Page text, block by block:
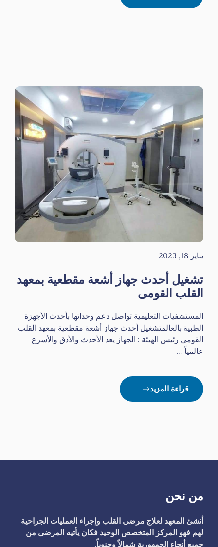
يناير 18, 2023
تشغيل أحدث جهاز أشعة مقطعية بمعهد
القلب القومى
المستشفيات التعليمية تواصل دعم وحداتها بأحدث الأجهزة
الطبية بالعالمتشغيل أحدث جهاز أشعة مقطعية بمعهد القلب
القومى رئيس الهيئة : الجهاز يعد الأحدث والأدق والأسرع
عالمياً …
قراءة المزيد
من نحن
أنشئ المعهد لعلاج مرضى القلب وإجراء العمليات الجراحية
لهم فهو المركز المتخصص الوحيد فكان يأتيه المرضى من
جميع أنحاء الجمهورية شمالاً وجنوباً.